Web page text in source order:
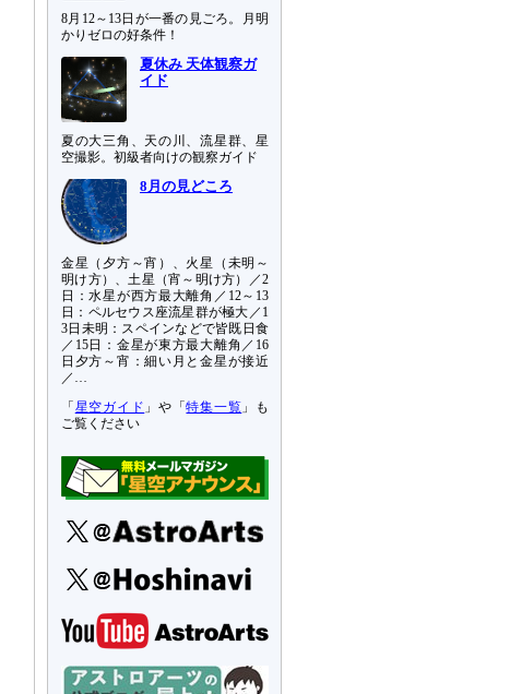
8月12～13日が一番の見ごろ。月明
かりゼロの好条件！
夏休み 天体観察ガ
イド
夏の大三角、天の川、流星群、星
空撮影。初級者向けの観察ガイド
8月の見どころ
金星（夕方～宵）、火星（未明～
明け方）、土星（宵～明け方）／2
日：水星が西方最大離角／12～13
日：ペルセウス座流星群が極大／1
3日未明：スペインなどで皆既日食
／15日：金星が東方最大離角／16
日夕方～宵：細い月と金星が接近
／…
「 星空ガイド 」や「特集一覧 」も
ご覧ください